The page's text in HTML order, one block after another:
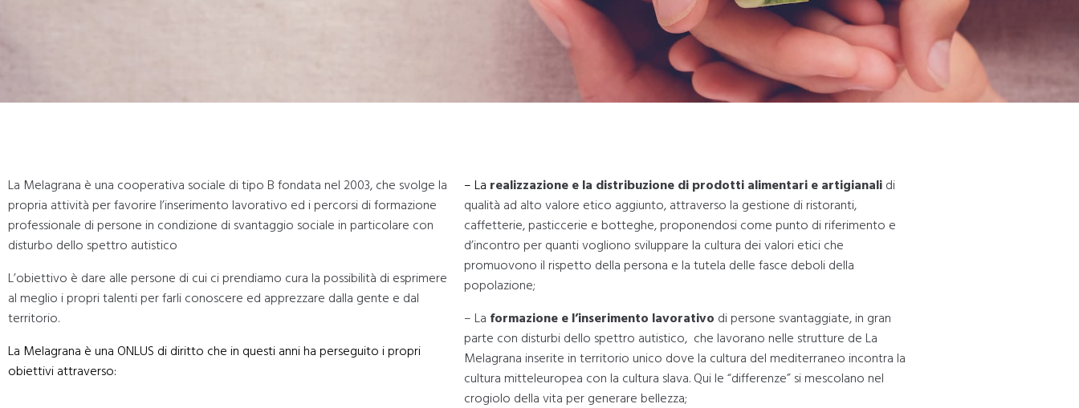
La Melagrana è una cooperativa sociale di tipo B fondata nel 2003, che svolge la
propria attività per favorire l’inserimento lavorativo ed i percorsi di formazione
professionale di persone in condizione di svantaggio sociale in particolare con
disturbo dello spettro autistico
L’obiettivo è dare alle persone di cui ci prendiamo cura la possibilità di esprimere
al meglio i propri talenti per farli conoscere ed apprezzare dalla gente e dal
territorio.
La Melagrana è una ONLUS di diritto che in questi anni ha perseguito i propri
obiettivi attraverso:
– La realizzazione e la distribuzione di prodotti alimentari e artigianali di
qualità ad alto valore etico aggiunto, attraverso la gestione di ristoranti,
caffetterie, pasticcerie e botteghe, proponendosi come punto di riferimento e
d’incontro per quanti vogliono sviluppare la cultura dei valori etici che
promuovono il rispetto della persona e la tutela delle fasce deboli della
popolazione;
– La formazione e l’inserimento lavorativo di persone svantaggiate, in gran
parte con disturbi dello spettro autistico, che lavorano nelle strutture de La
Melagrana inserite in territorio unico dove la cultura del mediterraneo incontra la
cultura mitteleuropea con la cultura slava. Qui le “differenze” si mescolano nel
crogiolo della vita per generare bellezza;